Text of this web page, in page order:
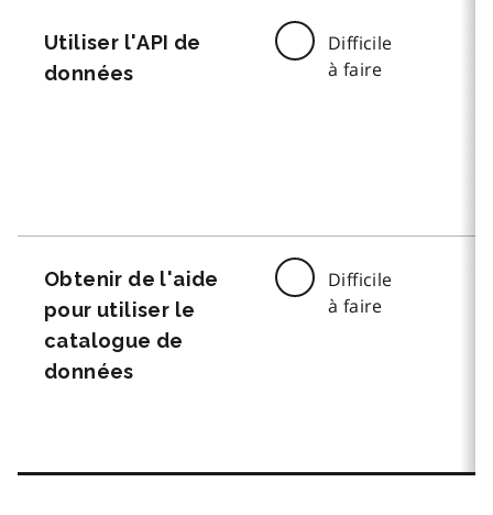
Utiliser l'API de
données
Difficile
à faire
Obtenir de l'aide
pour utiliser le
catalogue de
données
Difficile
à faire